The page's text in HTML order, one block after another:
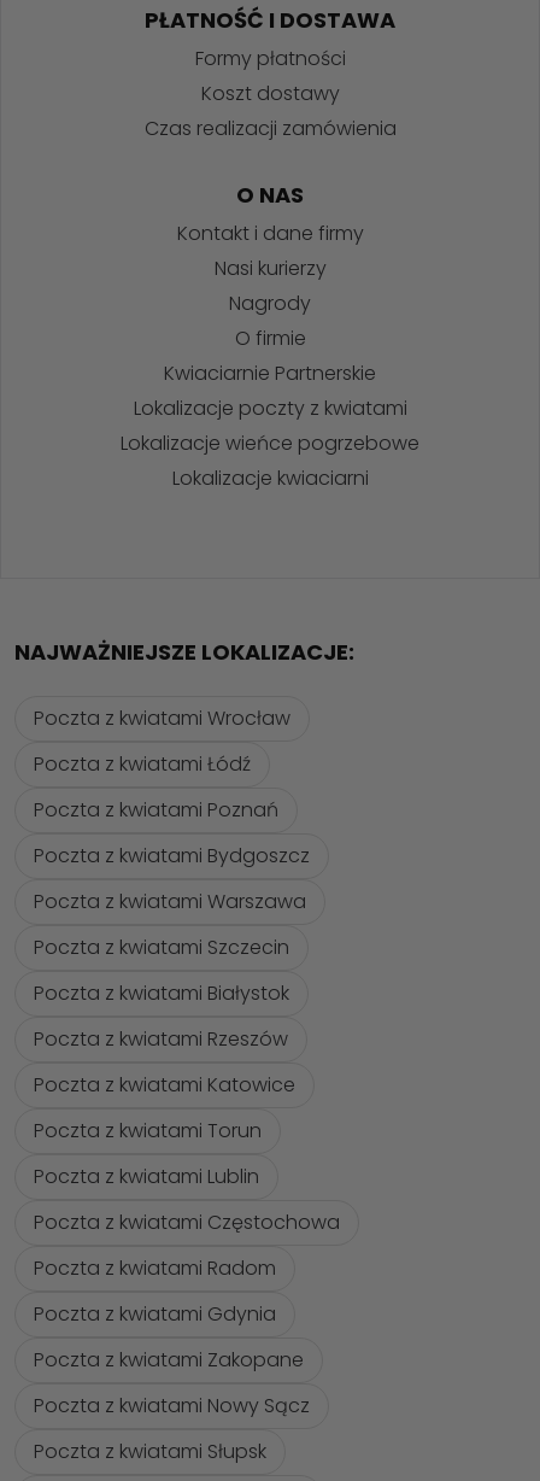
PŁATNOŚĆ I DOSTAWA
Formy płatności
Koszt dostawy
Czas realizacji zamówienia
O NAS
Kontakt i dane firmy
Nasi kurierzy
Nagrody
O firmie
Kwiaciarnie Partnerskie
Lokalizacje poczty z kwiatami
Lokalizacje wieńce pogrzebowe
Lokalizacje kwiaciarni
NAJWAŻNIEJSZE LOKALIZACJE:
Poczta z kwiatami Wrocław
Poczta z kwiatami Łódź
Poczta z kwiatami Poznań
Poczta z kwiatami Bydgoszcz
Poczta z kwiatami Warszawa
Poczta z kwiatami Szczecin
Poczta z kwiatami Białystok
Poczta z kwiatami Rzeszów
Poczta z kwiatami Katowice
Poczta z kwiatami Torun
Poczta z kwiatami Lublin
Poczta z kwiatami Częstochowa
Poczta z kwiatami Radom
Poczta z kwiatami Gdynia
Poczta z kwiatami Zakopane
Poczta z kwiatami Nowy Sącz
Poczta z kwiatami Słupsk